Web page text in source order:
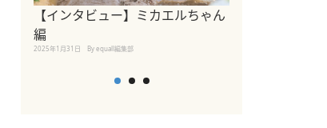
【インタビュー】ミカエルちゃん
編
2025年1月31日 By equall編集部